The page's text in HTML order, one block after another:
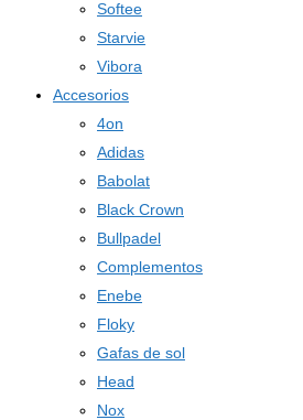
Softee
Starvie
Vibora
Accesorios
4on
Adidas
Babolat
Black Crown
Bullpadel
Complementos
Enebe
Floky
Gafas de sol
Head
Nox